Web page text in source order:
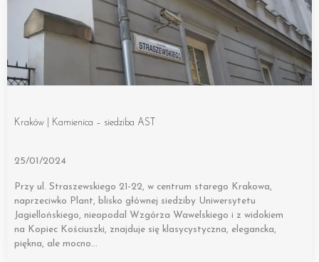
Kraków | Kamienica – siedziba AST
25/01/2024
Przy ul. Straszewskiego 21-22, w centrum starego Krakowa,
naprzeciwko Plant, blisko głównej siedziby Uniwersytetu
Jagiellońskiego, nieopodal Wzgórza Wawelskiego i z widokiem
na Kopiec Kościuszki, znajduje się klasycystyczna, elegancka,
piękna, ale mocno…